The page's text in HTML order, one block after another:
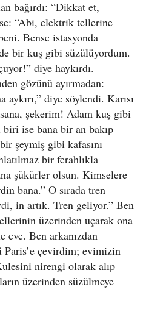
bağırdı: “Dikkat et,
“Abi, elektrik tellerine
Bense istasyonda
bir kuş gibi süzülüyordum.
diye haykırdı.
gözünü ayırmadan:
diye söylendi. Karısı
şekerim! Adam kuş gibi
ise bana bir an bakıp
şeymiş gibi kafasını
bir ferahlıkla
şükürler olsun. Kimselere
bana.” O sırada tren
in artık. Tren geliyor.” Ben
üzerinden uçarak ona
eve. Ben arkanızdan
Paris’e çevirdim; evimizin
nirengi olarak alıp
üzerinden süzülmeye